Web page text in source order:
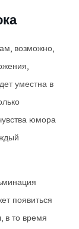
возможно,
уместна в
юмора
появиться
в то время